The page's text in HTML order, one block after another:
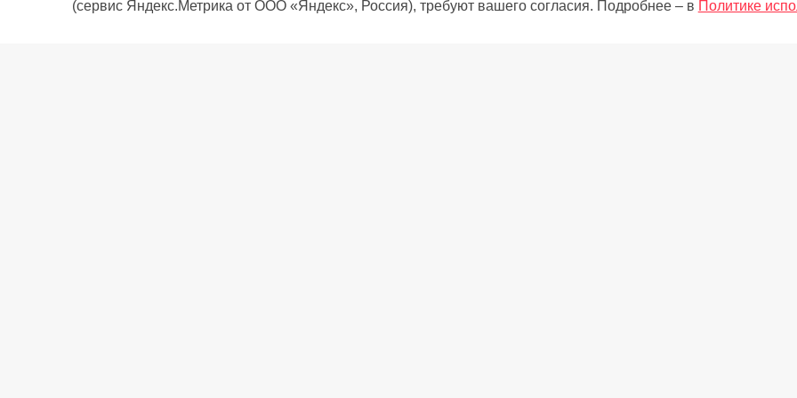
(сервис Яндекс.Метрика от ООО «Яндекс», Россия), требуют вашего согласия. Подробнее – в Политике